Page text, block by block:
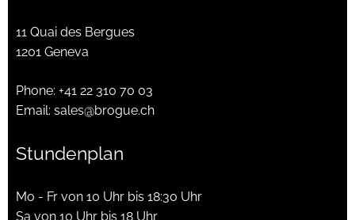
11 Quai des Bergues
1201 Geneva
Phone: +41 22 310 70 03
Email: sales@brogue.ch
Stundenplan
Mo - Fr von 10 Uhr bis 18:30 Uhr
Sa von 10 Uhr bis 18 Uhr